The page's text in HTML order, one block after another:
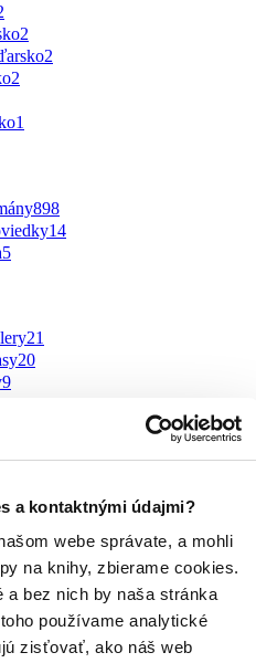
a kontaktnými údajmi?
webe správate, a mohli
na knihy, zbierame cookies.
a bez nich by naša stránka
používame analytické
zisťovať, ako náš web
2
2
2
1
898
14
5
21
20
9
Jodi Ellen Malpas53
Keeland51
Julia Quinn40
Audrey Carlan 26